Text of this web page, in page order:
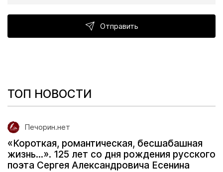
Отправить
ТОП НОВОСТИ
Печорин.нет
«Короткая, романтическая, бесшабашная
жизнь...». 125 лет со дня рождения русского
поэта Сергея Александровича Есенина